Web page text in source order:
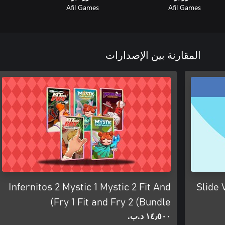
Afil Games
Afil Games
المقارنة بين الإصدارات
Slide
Infernitos 2 Mystic 1 Mystic 2 Fit And
Fry 1 Fit and Fry 2 (Bundle)
١٤٫٥٠٠ د.ب.‏